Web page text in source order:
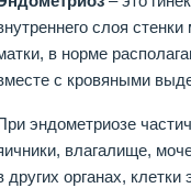
слоя
в норме
с кровяными
эндометриозе
влагалище,
других органах,